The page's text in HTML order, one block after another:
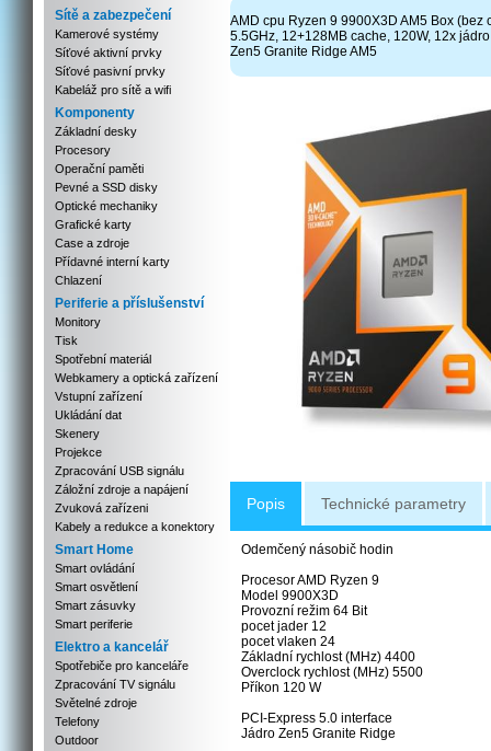
Sítě a zabezpečení
Kamerové systémy
Síťové aktivní prvky
Síťové pasivní prvky
Kabeláž pro sítě a wifi
Komponenty
Základní desky
Procesory
Operační paměti
Pevné a SSD disky
Optické mechaniky
Grafické karty
Case a zdroje
Přídavné interní karty
Chlazení
Periferie a příslušenství
Monitory
Tisk
Spotřební materiál
Webkamery a optická zařízení
Vstupní zařízení
Ukládání dat
Skenery
Projekce
Zpracování USB signálu
Záložní zdroje a napájení
Zvuková zařízeni
Kabely a redukce a konektory
Smart Home
Smart ovládání
Smart osvětlení
Smart zásuvky
Smart periferie
Elektro a kancelář
Spotřebiče pro kanceláře
Zpracování TV signálu
Světelné zdroje
Telefony
Outdoor
AMD cpu Ryzen 9 9900X3D AM5 Box (bez
5.5GHz, 12+128MB cache, 120W, 12x
Zen5 Granite Ridge AM5
Popis Technické parametry
Odemčený násobič hodin
Procesor AMD Ryzen 9
Model 9900X3D
Provozní režim 64 Bit
pocet jader 12
pocet vlaken 24
Základní rychlost (MHz) 4400
Overclock rychlost (MHz) 5500
Příkon 120 W
PCI-Express 5.0 interface
Jádro Zen5 Granite Ridge